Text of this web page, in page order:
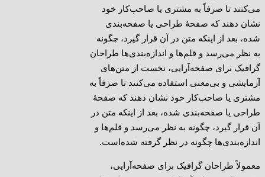
می‌کنند تا صرفاً به مشتری یا صاحب‌کار خود
نشان دهند که صفحهٔ طراحی یا صفحه‌بندی
شده، بعد از اینکه متن در آن قرار گیرد، چگونه
به نظر می‌رسد و قلم‌ها و اندازه‌بندی‌ها طراحان
گرافیک برای صفحه‌آرایی، نخست از متن‌های
آزمایشی و بی‌معنی استفاده می‌کنند تا صرفاً به
مشتری یا صاحب‌کار خود نشان دهند که صفحهٔ
طراحی یا صفحه‌بندی شده، بعد از اینکه متن در
آن قرار گیرد، چگونه به نظر می‌رسد و قلم‌ها و
اندازه‌بندی‌ها چگونه در نظر گرفته شده‌است.
معمولاً طراحان گرافیک برای صفحه‌آرایی،